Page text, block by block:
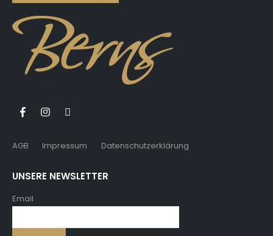
AGB Impressum Datenschutzerklärung
UNSERE NEWSLETTER
Email